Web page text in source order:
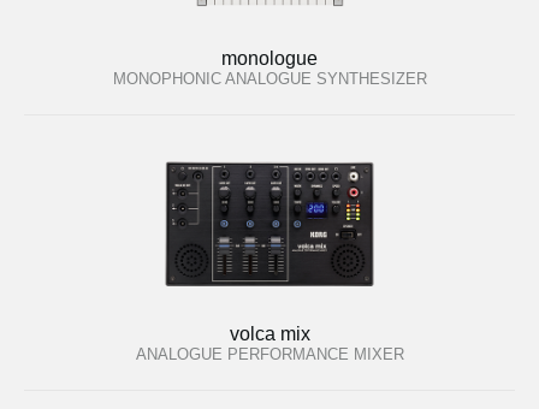
monologue
MONOPHONIC ANALOGUE SYNTHESIZER
volca mix
ANALOGUE PERFORMANCE MIXER